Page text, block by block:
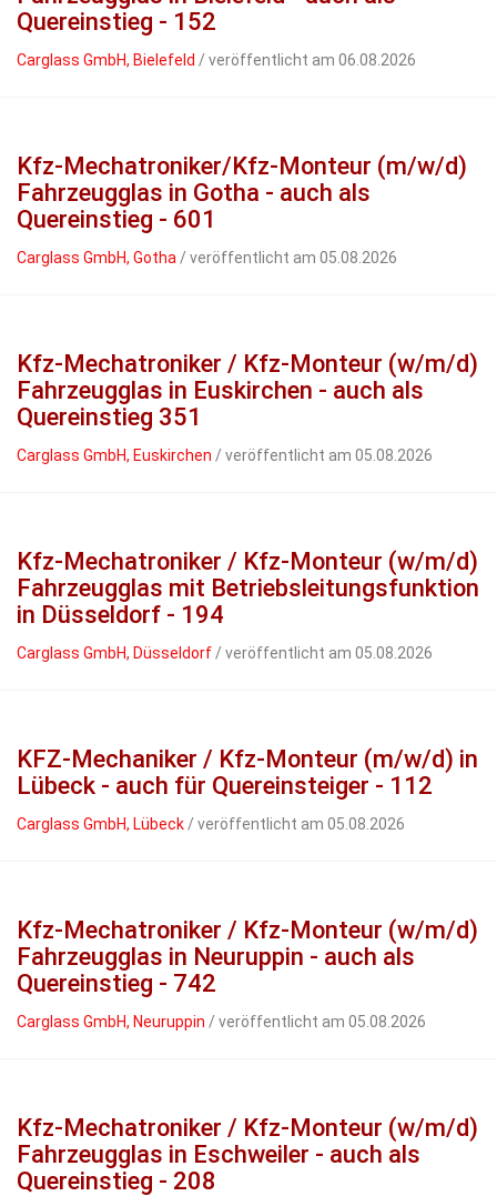
Quereinstieg - 152
Carglass GmbH, Bielefeld / veröffentlicht am 06.08.2026
Kfz-Mechatroniker/Kfz-Monteur (m/w/d)
Fahrzeugglas in Gotha - auch als
Quereinstieg - 601
Carglass GmbH, Gotha / veröffentlicht am 05.08.2026
Kfz-Mechatroniker / Kfz-Monteur (w/m/d)
Fahrzeugglas in Euskirchen - auch als
Quereinstieg 351
Carglass GmbH, Euskirchen / veröffentlicht am 05.08.2026
Kfz-Mechatroniker / Kfz-Monteur (w/m/d)
Fahrzeugglas mit Betriebsleitungsfunktion
in Düsseldorf - 194
Carglass GmbH, Düsseldorf / veröffentlicht am 05.08.2026
KFZ-Mechaniker / Kfz-Monteur (m/w/d) in
Lübeck - auch für Quereinsteiger - 112
Carglass GmbH, Lübeck / veröffentlicht am 05.08.2026
Kfz-Mechatroniker / Kfz-Monteur (w/m/d)
Fahrzeugglas in Neuruppin - auch als
Quereinstieg - 742
Carglass GmbH, Neuruppin / veröffentlicht am 05.08.2026
Kfz-Mechatroniker / Kfz-Monteur (w/m/d)
Fahrzeugglas in Eschweiler - auch als
Quereinstieg - 208